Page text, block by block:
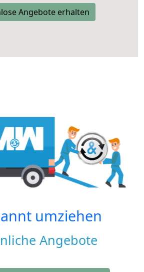
Angebote erhalten
umziehen
Angebote